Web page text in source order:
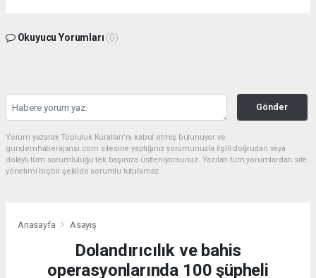
Okuyucu Yorumları (0)
Gönder
Yorum yazarak Topluluk Kuralları’nı kabul etmiş bulunuyor ve
gundemhaberajansi.com sitesine yaptığınız yorumunuzla ilgili doğrudan veya
dolaylı tüm sorumluluğu tek başınıza üstleniyorsunuz. Yazılan tüm yorumlardan site
yönetimi hiçbir şekilde sorumlu tutulamaz.
Anasayfa Asayiş
Dolandırıcılık ve bahis
operasyonlarında 100 şüpheli